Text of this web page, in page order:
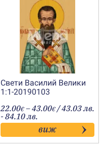
Свети Василий Велики
1:1-20190103
22.00€ –43.00€Price
range:
22.00€
through
43.00€
/ 43.03 лв.
- 84.10 лв.
виж